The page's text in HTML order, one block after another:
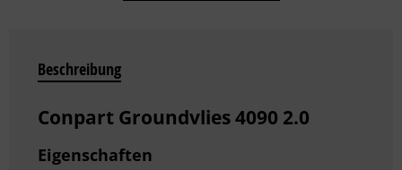
Beschreibung
Conpart Groundvlies 4090 2.0
Eigenschaften